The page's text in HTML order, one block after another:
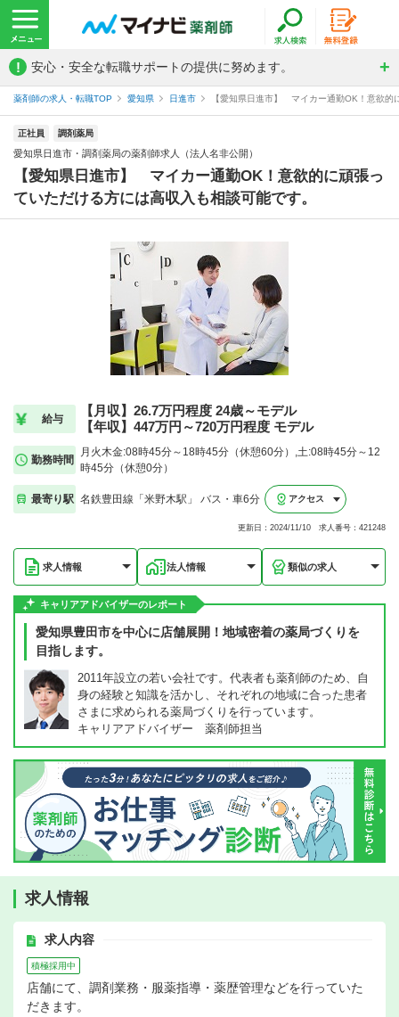
! 安心・安全な転職サポートの提供に努めます。
薬剤師の求人・転職TOP 愛知県 日進市 【愛知県日進市】 マイカー通勤OK！意欲的
正社員 調剤薬局
愛知県日進市・調剤薬局の薬剤師求人（法人名非公開）
【愛知県日進市】 マイカー通勤OK！意欲的に頑張っ
ていただける方には高収入も相談可能です。
給与
【月収】26.7万円程度 24歳～モデル
【年収】447万円～720万円程度 モデル
勤務時間
月火木金:08時45分～18時45分（休憩60分）,土:08時45分～12
時45分（休憩0分）
最寄り駅 名鉄豊田線「米野木駅」 バス・車6分 アクセス
更新日：2024/11/10 求人番号：421248
求人情報 法人情報 類似の求人
キャリアアドバイザーのレポート
愛知県豊田市を中心に店舗展開！地域密着の薬局づくりを
目指します。
2011年設立の若い会社です。代表者も薬剤師のため、自
身の経験と知識を活かし、それぞれの地域に合った患者
さまに求められる薬局づくりを行っています。
キャリアアドバイザー 薬剤師担当
求人情報
求人内容
積極採用中
店舗にて、調剤業務・服薬指導・薬歴管理などを行っていた
だきます。